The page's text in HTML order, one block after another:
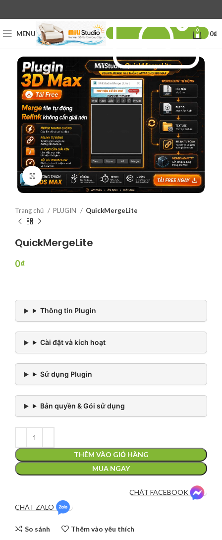
MENU 0 0₫
Click to enlarge
Trang chủ PLUGIN QuickMergeLite
QuickMergeLite
0₫
Thông tin Plugin
Cài đặt và kích hoạt
Sử dụng Plugin
Bản quyền & Gói sử dụng
THÊM VÀO GIỎ HÀNG
MUA NGAY
CHÁT FACEBOOK
CHÁT ZALO
So sánh Thêm vào yêu thích